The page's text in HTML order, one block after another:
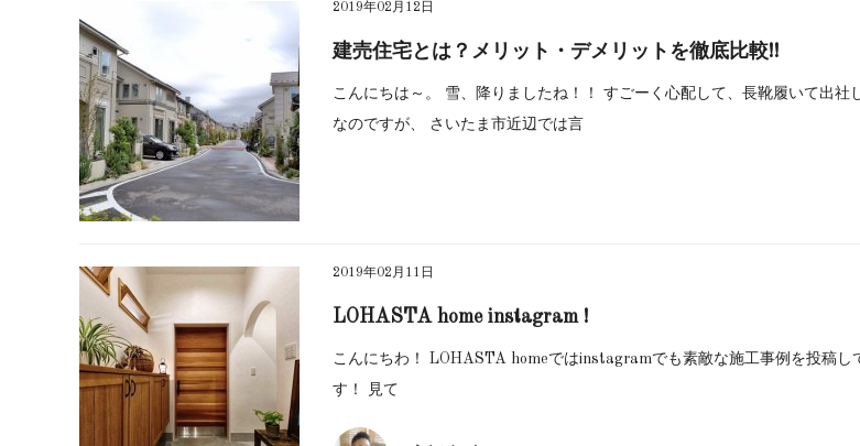
2019年02月12日
建売住宅とは？メリット・デメリットを徹底比較!!
こんにちは～。 雪、降りましたね！！ すごーく心配して、長靴履いて出社
なのですが、 さいたま市近辺では言
2019年02月11日
LOHASTA home instagram !
こんにちわ！ LOHASTA homeではinstagramでも素敵な施工事例を投稿し
す！ 見て